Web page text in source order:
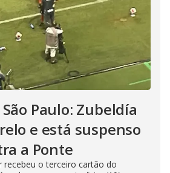
Paulo: Zubeldía
e está suspenso
a Ponte
recebeu o terceiro cartão do